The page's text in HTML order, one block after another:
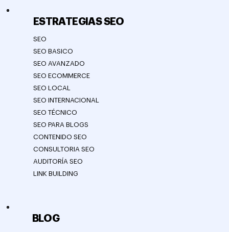
ESTRATEGIAS SEO
SEO
SEO BASICO
SEO AVANZADO
SEO ECOMMERCE
SEO LOCAL
SEO INTERNACIONAL
SEO TÉCNICO
SEO PARA BLOGS
CONTENIDO SEO
CONSULTORIA SEO
AUDITORÍA SEO
LINK BUILDING
BLOG